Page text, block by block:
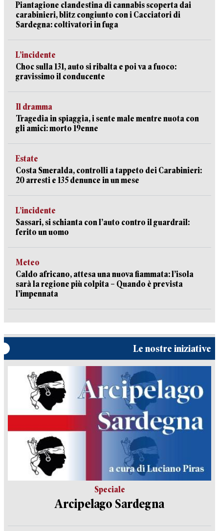
Piantagione clandestina di cannabis scoperta dai
carabinieri, blitz congiunto con i Cacciatori di
Sardegna: coltivatori in fuga
L’incidente
Choc sulla 131, auto si ribalta e poi va a fuoco:
gravissimo il conducente
Il dramma
Tragedia in spiaggia, i sente male mentre nuota con
gli amici: morto 19enne
Estate
Costa Smeralda, controlli a tappeto dei Carabinieri:
20 arresti e 135 denunce in un mese
L’incidente
Sassari, si schianta con l’auto contro il guardrail:
ferito un uomo
Meteo
Caldo africano, attesa una nuova fiammata: l’isola
sarà la regione più colpita – Quando è prevista
l’impennata
Le nostre iniziative
Speciale
Arcipelago Sardegna